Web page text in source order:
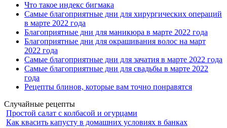
Что такое индекс бигмака
Самые благоприятные дни для хирургических операций
в марте 2022 года
Благоприятные дни для маникюра в марте 2022 года
Благоприятные дни для окрашивания волос на март
2022 года
Самые благоприятные дни для зачатия в марте 2022 года
Самые благоприятные дни для свадьбы в марте 2022
года
Рецепты блинов, которые вам точно понравятся
Случайные рецепты
Простой салат с колбасой и огурцами
Как квасить капусту в домашних условиях в банках